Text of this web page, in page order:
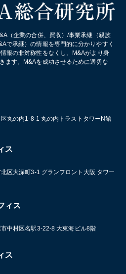
（企業の合併、買収）/事業承継（親族
で承継）の情報を専門的に分かりやすく
報の非対称性をなくし、M&Aがより身
ます。M&Aを成功させるために適切な
丸の内1-8-1 丸の内トラストタワーN館
ス
区大深町3-1 グランフロント大阪 タワー
ィス
中村区名駅3-22-8 大東海ビル8階
ス